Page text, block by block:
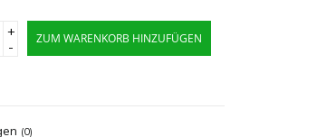
+
-
ZUM WARENKORB HINZUFÜGEN
(0)